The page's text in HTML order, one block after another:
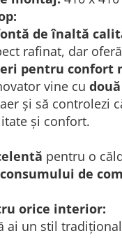
de înaltă
rafinat, dar
pentru confort
vine cu
și să controlezi
și confort.
pentru o
de
orice interior:
ai un stil